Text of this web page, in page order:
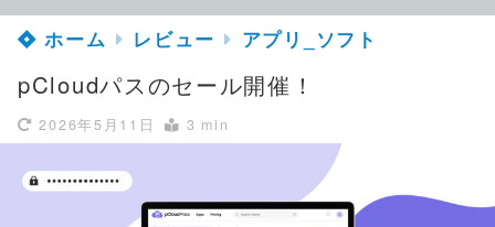
ホーム
レビュー アプリ_ソフト
pCloudパスのセール開催！
2026年5月11日 3 min